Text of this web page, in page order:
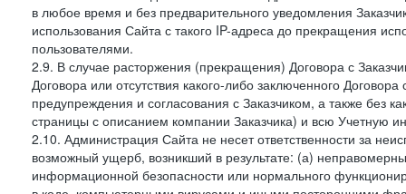
в любое время и без предварительного уведомления
использования Сайта с такого IP-адреса до прекращения
пользователями.
2.9. В случае расторжения (прекращения) Договора с
Договора или отсутствия какого-либо заключенного
предупреждения и согласования с Заказчиком, а также без
страницы с описанием компании Заказчика) и всю Учетную
2.10. Администрация Сайта не несет ответственности за
возможный ущерб, возникший в результате: (а)
информационной безопасности или нормального